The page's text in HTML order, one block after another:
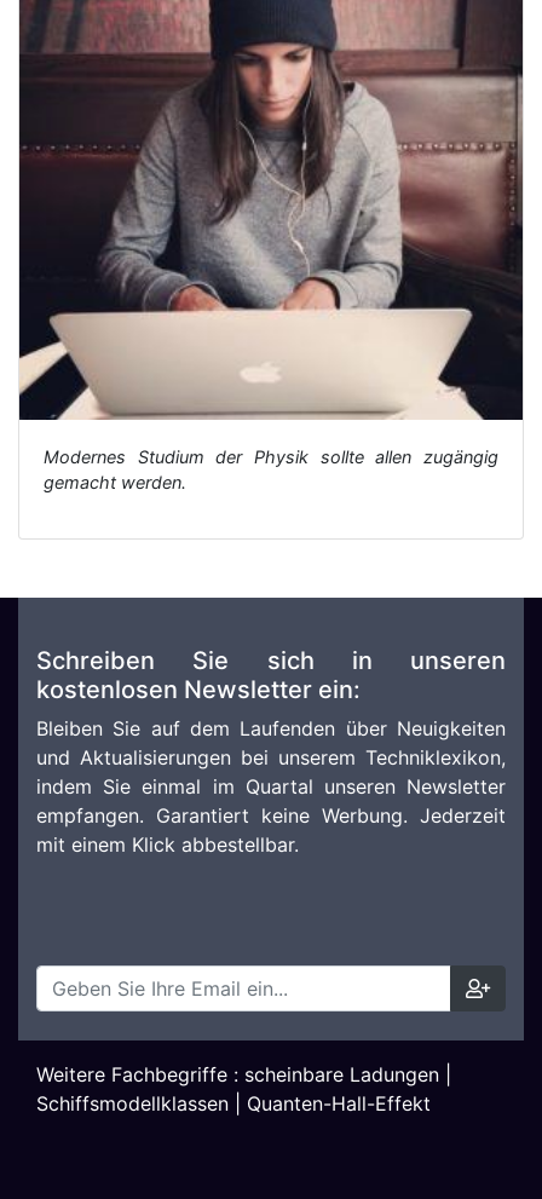
Modernes Studium der Physik sollte allen zugängig
gemacht werden.
Schreiben Sie sich in unseren
kostenlosen Newsletter ein:
Bleiben Sie auf dem Laufenden über Neuigkeiten
und Aktualisierungen bei unserem Techniklexikon,
indem Sie einmal im Quartal unseren Newsletter
empfangen. Garantiert keine Werbung. Jederzeit
mit einem Klick abbestellbar.
Weitere Fachbegriffe : scheinbare Ladungen
Schiffsmodellklassen
Quanten-Hall-Effekt